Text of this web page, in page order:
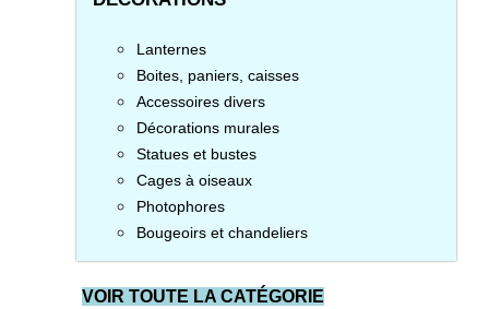
Lanternes
Boites, paniers, caisses
Accessoires divers
Décorations murales
Statues et bustes
Cages à oiseaux
Photophores
Bougeoirs et chandeliers
VOIR TOUTE LA CATÉGORIE